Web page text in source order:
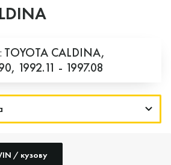
TOYOTA CALDINA,
1992.11 - 1997.08
/ кузову